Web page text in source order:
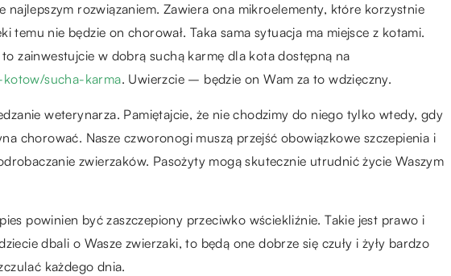
najlepszym rozwiązaniem. Zawiera ona mikroelementy, które korzystnie
temu nie będzie on chorował. Taka sama sytuacja ma miejsce z kotami.
zainwestujcie w dobrą suchą karmę dla kota dostępną na
sucha-karma. Uwierzcie – będzie on Wam za to wdzięczny.
weterynarza. Pamiętajcie, że nie chodzimy do niego tylko wtedy, gdy
chorować. Nasze czworonogi muszą przejść obowiązkowe szczepienia i
zwierzaków. Pasożyty mogą skutecznie utrudnić życie Waszym
powinien być zaszczepiony przeciwko wściekliźnie. Takie jest prawo i
dbali o Wasze zwierzaki, to będą one dobrze się czuły i żyły bardzo
każdego dnia.